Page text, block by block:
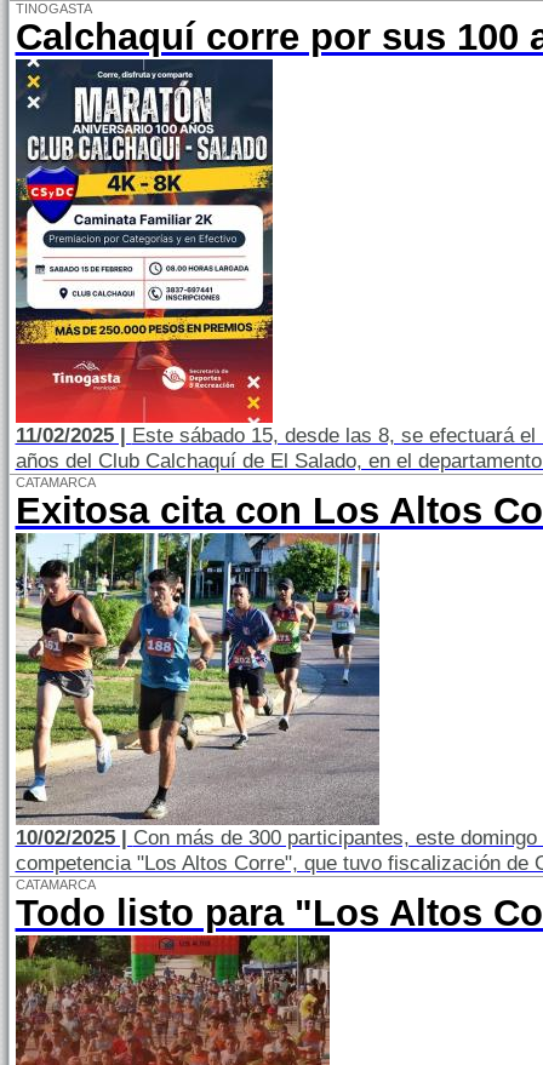
TINOGASTA
Calchaquí corre por sus 100
11/02/2025 | Este sábado 15, desde las 8, se efectuará
años del Club Calchaquí de El Salado, en el
CATAMARCA
Exitosa cita con Los Altos
10/02/2025 | Con más de 300 participantes, este
competencia "Los Altos Corre", que tuvo fiscalización de
CATAMARCA
Todo listo para "Los Altos